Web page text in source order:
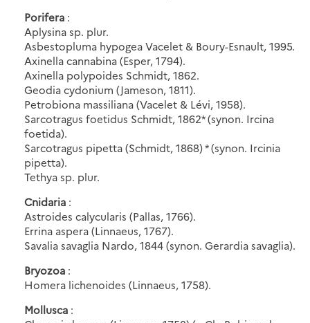
Porifera :
Aplysina sp. plur.
Asbestopluma hypogea Vacelet & Boury-Esnault, 1995.
Axinella cannabina (Esper, 1794).
Axinella polypoides Schmidt, 1862.
Geodia cydonium (Jameson, 1811).
Petrobiona massiliana (Vacelet & Lévi, 1958).
Sarcotragus foetidus Schmidt, 1862* (synon. Ircina
foetida).
Sarcotragus pipetta (Schmidt, 1868) * (synon. Ircinia
pipetta).
Tethya sp. plur.
Cnidaria :
Astroides calycularis (Pallas, 1766).
Errina aspera (Linnaeus, 1767).
Savalia savaglia Nardo, 1844 (synon. Gerardia savaglia).
Bryozoa :
Homera lichenoides (Linnaeus, 1758).
Mollusca :